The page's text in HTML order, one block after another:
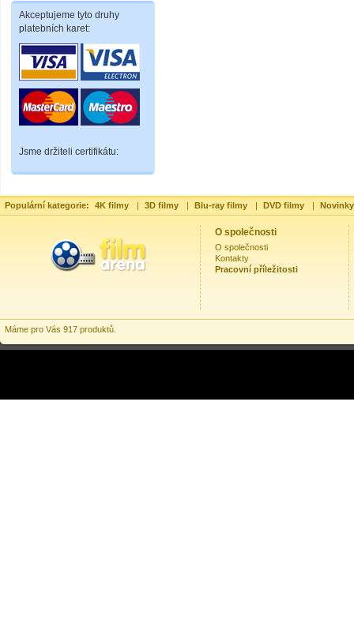
Akceptujeme tyto druhy
platebních karet:
Jsme držiteli certifikátu:
Populární kategorie: 4K filmy | 3D filmy | Blu-ray filmy | DVD filmy |
O společnosti
O společnosti
Kontakty
Pracovní příležitosti
Máme pro Vás 917 produktů.